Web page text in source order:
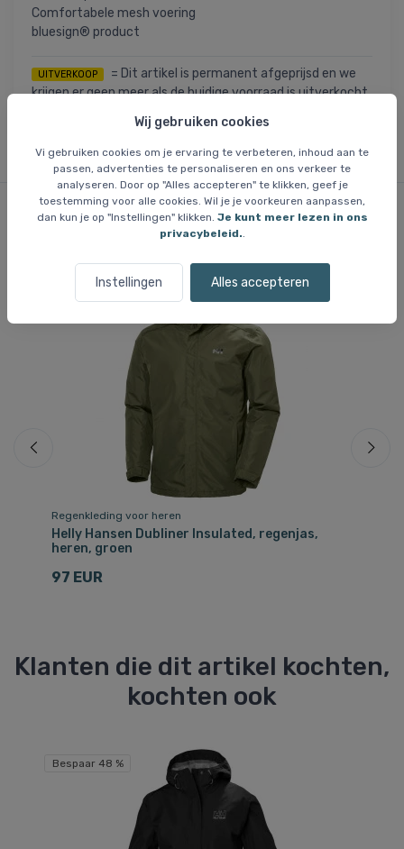
Wij gebruiken cookies
Vi gebruiken cookies om je ervaring te verbeteren, inhoud aan te
passen, advertenties te personaliseren en ons verkeer te
analyseren. Door op "Alles accepteren" te klikken, geef je
toestemming voor alle cookies. Wil je je voorkeuren aanpassen,
dan kun je op "Instellingen" klikken. Je kunt meer lezen in ons
privacybeleid.
Instellingen Alles accepteren
Comfortabele mesh voering
bluesign® product
UITVERKOOP
= Dit artikel is permanent afgeprijsd en we
krijgen er geen meer als de huidige voorraad is uitverkocht.
Vergelijkbare items
Regenkleding voor heren
Helly Hansen Dubliner Insulated, regenjas,
heren, groen
97 EUR
Klanten die dit artikel kochten,
kochten ook
Bespaar 48 %